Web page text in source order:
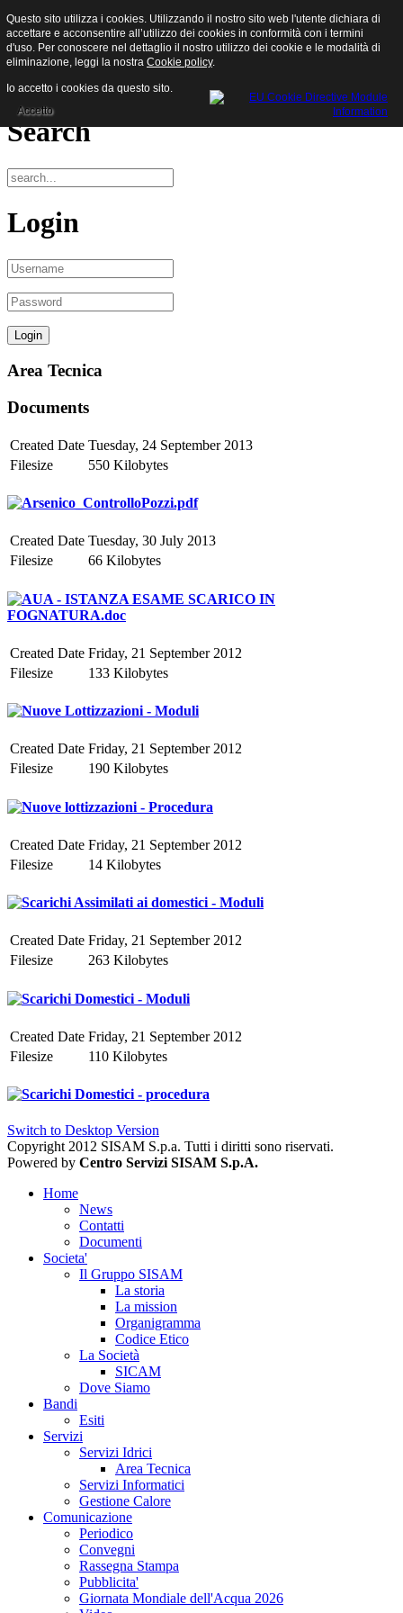
Sisam S.p.a.
Menu
Search
Login
Area Tecnica
Documents
Created Date Tuesday, 24 September 2013
Filesize
550 Kilobytes
Arsenico_ControlloPozzi.pdf
Created Date Tuesday, 30 July 2013
Filesize
66 Kilobytes
AUA - ISTANZA ESAME SCARICO IN
FOGNATURA.doc
Created Date Friday, 21 September 2012
Filesize
133 Kilobytes
Nuove Lottizzazioni - Moduli
Created Date Friday, 21 September 2012
Filesize
190 Kilobytes
Nuove lottizzazioni - Procedura
Created Date Friday, 21 September 2012
Filesize
14 Kilobytes
Scarichi Assimilati ai domestici - Moduli
Created Date Friday, 21 September 2012
Filesize
263 Kilobytes
Scarichi Domestici - Moduli
Created Date Friday, 21 September 2012
Filesize
110 Kilobytes
Scarichi Domestici - procedura
Switch to Desktop Version
Copyright 2012 SISAM S.p.a. Tutti i diritti sono riservati.
Powered by Centro Servizi SISAM S.p.A.
Home
News
Contatti
Documenti
Societa'
Il Gruppo SISAM
La storia
La mission
Organigramma
Codice Etico
La Società
SICAM
Dove Siamo
Bandi
Esiti
Servizi
Servizi Idrici
Area Tecnica
Servizi Informatici
Gestione Calore
Comunicazione
Periodico
Convegni
Rassegna Stampa
Pubblicita'
Giornata Mondiale dell'Acqua 2026
Questo sito utilizza i cookies. Utilizzando il nostro sito web l'utente dichiara di
accettare e acconsentire all’utilizzo dei cookies in conformità con i termini
d'uso. Per conoscere nel dettaglio il nostro utilizzo dei cookie e le modalità di
eliminazione, leggi la nostra Cookie policy.
Io accetto i cookies da questo sito.
Accetto